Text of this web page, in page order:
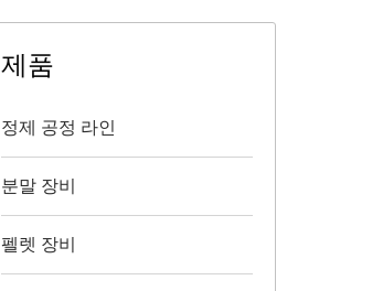
제품
정제 공정 라인
분말 장비
펠렛 장비